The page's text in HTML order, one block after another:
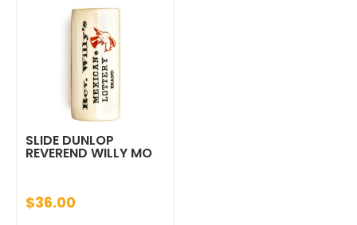
SLIDE DUNLOP
REVEREND WILLY MO
$36.00